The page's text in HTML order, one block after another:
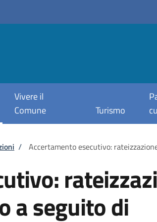
Vivere il
Comune
Turismo
/ Accertamento esecutivo:
a seguito di